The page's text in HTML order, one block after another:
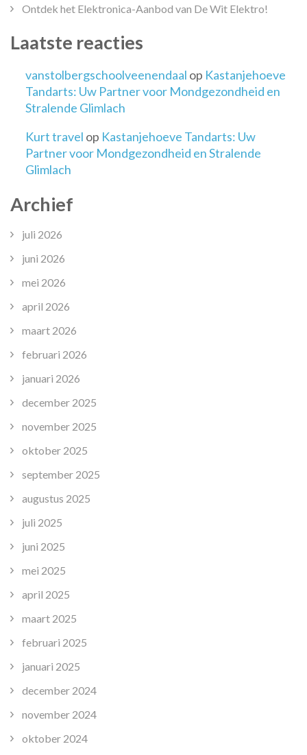
Ontdek het Elektronica-Aanbod van De Wit Elektro!
Laatste reacties
vanstolbergschoolveenendaal op Kastanjehoeve
Tandarts: Uw Partner voor Mondgezondheid en
Stralende Glimlach
Kurt travel op Kastanjehoeve Tandarts: Uw
Partner voor Mondgezondheid en Stralende
Glimlach
Archief
juli 2026
juni 2026
mei 2026
april 2026
maart 2026
februari 2026
januari 2026
december 2025
november 2025
oktober 2025
september 2025
augustus 2025
juli 2025
juni 2025
mei 2025
april 2025
maart 2025
februari 2025
januari 2025
december 2024
november 2024
oktober 2024